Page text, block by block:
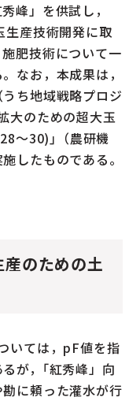
峰」を供試し，
生産技術開発に取
肥技術について一
なお，本成果は，
ち地域戦略プロジ
大のための超大玉
〜30)｣（農研機
したものである。
産のための土
いては，pF値を指
が，｢紅秀峰」向
に頼った灌水が行